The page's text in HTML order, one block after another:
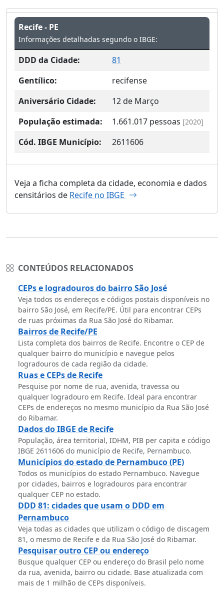
Recife - PE
Informações detalhadas segundo o IBGE:
DDD da Cidade:
81
Gentílico:
recifense
Aniversário Cidade:
12 de Março
População estimada:
1.661.017 pessoas [2020]
Cód. IBGE Município: 2611606
Veja a ficha completa da cidade, economia e dados
censitários de Recife no IBGE
CONTEÚDOS RELACIONADOS
CEPs e logradouros do bairro São José
Veja todos os endereços e códigos postais disponíveis no
bairro São José, em Recife/PE. Útil para encontrar CEPs
de ruas próximas da Rua São José do Ribamar.
Bairros de Recife/PE
Lista completa dos bairros de Recife. Encontre o CEP de
qualquer bairro do município e navegue pelos
logradouros de cada região da cidade.
Ruas e CEPs de Recife
Pesquise por nome de rua, avenida, travessa ou
qualquer logradouro em Recife. Ideal para encontrar
CEPs de endereços no mesmo município da Rua São José
do Ribamar.
Dados do IBGE de Recife
População, área territorial, IDHM, PIB per capita e código
IBGE 2611606 do município de Recife, Pernambuco.
Municípios do estado de Pernambuco (PE)
Todos os municípios do estado Pernambuco. Navegue
por cidades, bairros e logradouros para encontrar
qualquer CEP no estado.
DDD 81: cidades que usam o DDD em
Pernambuco
Veja todas as cidades que utilizam o código de discagem
81, o mesmo de Recife e da Rua São José do Ribamar.
Pesquisar outro CEP ou endereço
Busque qualquer CEP ou endereço do Brasil pelo nome
da rua, avenida, bairro ou cidade. Base atualizada com
mais de 1 milhão de CEPs disponíveis.